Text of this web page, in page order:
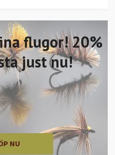
flugor! 20%
just nu!
NU